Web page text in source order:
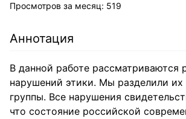
Просмотров за месяц: 519
Аннотация
В данной работе рассматриваются
нарушений этики. Мы разделили их
группы. Все нарушения
что состояние российской